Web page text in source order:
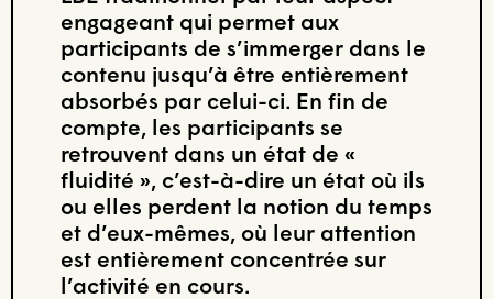
engageant qui permet aux
participants de s’immerger dans le
contenu jusqu’à être entièrement
absorbés par celui-ci. En fin de
compte, les participants se
retrouvent dans un état de «
fluidité », c’est-à-dire un état où ils
ou elles perdent la notion du temps
et d’eux-mêmes, où leur attention
est entièrement concentrée sur
l’activité en cours.